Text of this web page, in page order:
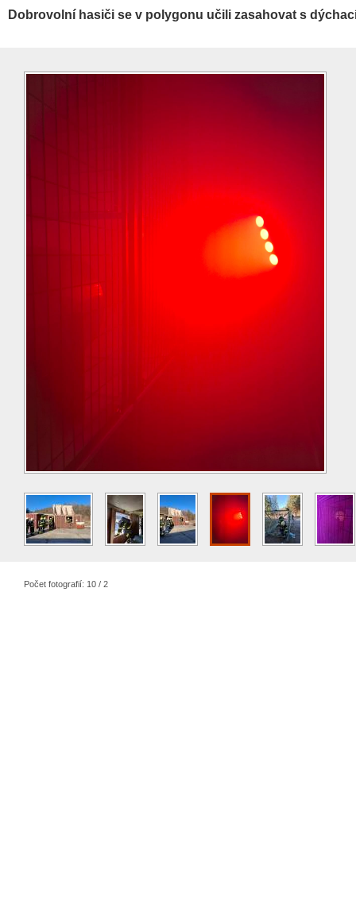
Dobrovolní hasiči se v polygonu učili zasahovat s
Počet fotografií: 10 / 2